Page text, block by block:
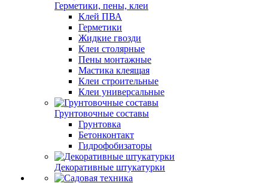
Герметики, пены, клеи
Клей ПВА
Герметики
Жидкие гвозди
Клеи столярные
Пены монтажные
Мастика клеящая
Клеи строительные
Клеи универсальные
Грунтовочные составы
Грунтовка
Бетонконтакт
Гидрофобизаторы
Декоративные штукатурки